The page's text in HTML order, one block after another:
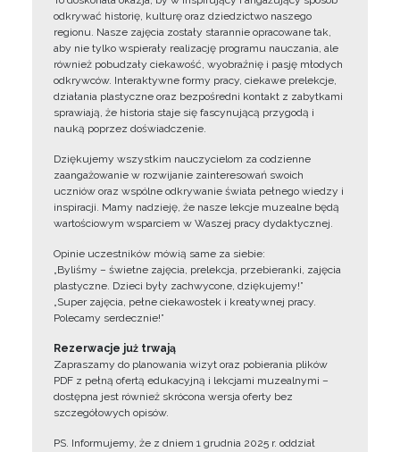
odkrywać historię, kulturę oraz dziedzictwo naszego
regionu. Nasze zajęcia zostały starannie opracowane tak,
aby nie tylko wspierały realizację programu nauczania, ale
również pobudzały ciekawość, wyobraźnię i pasję młodych
odkrywców. Interaktywne formy pracy, ciekawe prelekcje,
działania plastyczne oraz bezpośredni kontakt z zabytkami
sprawiają, że historia staje się fascynującą przygodą i
nauką poprzez doświadczenie.
Dziękujemy wszystkim nauczycielom za codzienne
zaangażowanie w rozwijanie zainteresowań swoich
uczniów oraz wspólne odkrywanie świata pełnego wiedzy i
inspiracji. Mamy nadzieję, że nasze lekcje muzealne będą
wartościowym wsparciem w Waszej pracy dydaktycznej.
Opinie uczestników mówią same za siebie:
„Byliśmy – świetne zajęcia, prelekcja, przebieranki, zajęcia
plastyczne. Dzieci były zachwycone, dziękujemy!”
„Super zajęcia, pełne ciekawostek i kreatywnej pracy.
Polecamy serdecznie!”
Rezerwacje już trwają
Zapraszamy do planowania wizyt oraz pobierania plików
PDF z pełną ofertą edukacyjną i lekcjami muzealnymi –
dostępna jest również skrócona wersja oferty bez
szczegółowych opisów.
PS. Informujemy, że z dniem 1 grudnia 2025 r. oddział